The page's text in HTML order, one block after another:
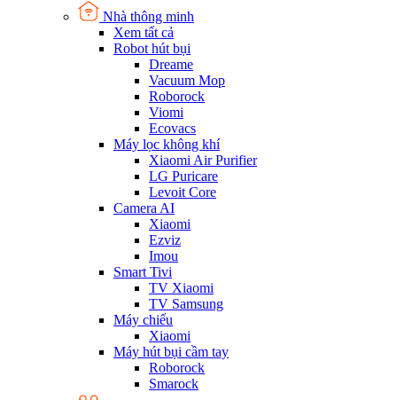
Nhà thông minh
Xem tất cả
Robot hút bụi
Dreame
Vacuum Mop
Roborock
Viomi
Ecovacs
Máy lọc không khí
Xiaomi Air Purifier
LG Puricare
Levoit Core
Camera AI
Xiaomi
Ezviz
Imou
Smart Tivi
TV Xiaomi
TV Samsung
Máy chiếu
Xiaomi
Máy hút bụi cầm tay
Roborock
Smarock